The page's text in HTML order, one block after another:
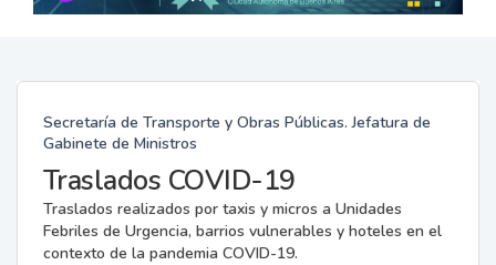
Secretaría de Transporte y Obras Públicas. Jefatura de
Gabinete de Ministros
Traslados COVID-19
Traslados realizados por taxis y micros a Unidades
Febriles de Urgencia, barrios vulnerables y hoteles en el
contexto de la pandemia COVID-19.